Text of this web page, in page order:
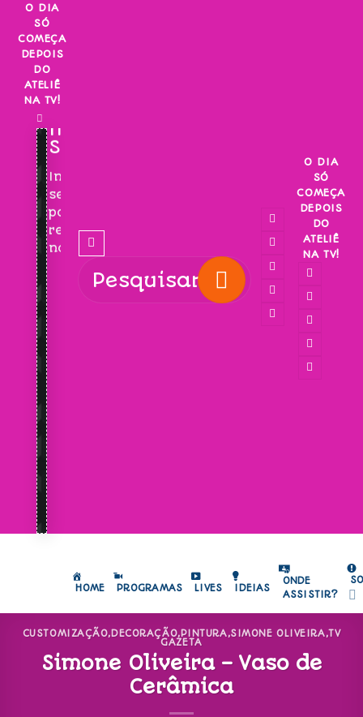
Skip
content
O DIA
SÓ
COMEÇA
DEPOIS
DO
ATELIÊ
NA TV!
INSCREVA-
SE!
Inscreva-
se
para
receber
novidades!
O DIA
SÓ
COMEÇA
DEPOIS
DO
ATELIÊ
NA TV!
HOME PROGRAMAS LIVES IDEIAS
ONDE
ASSISTIR?
CUSTOMIZAÇÃO,DECORAÇÃO, PINTURA,SIMONE OLIVEIRA,TV
GAZETA
Simone Oliveira – Vaso de
Cerâmica